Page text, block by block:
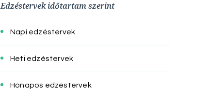
Edzéstervek időtartam szerint
Napi edzéstervek
Heti edzéstervek
Hónapos edzéstervek